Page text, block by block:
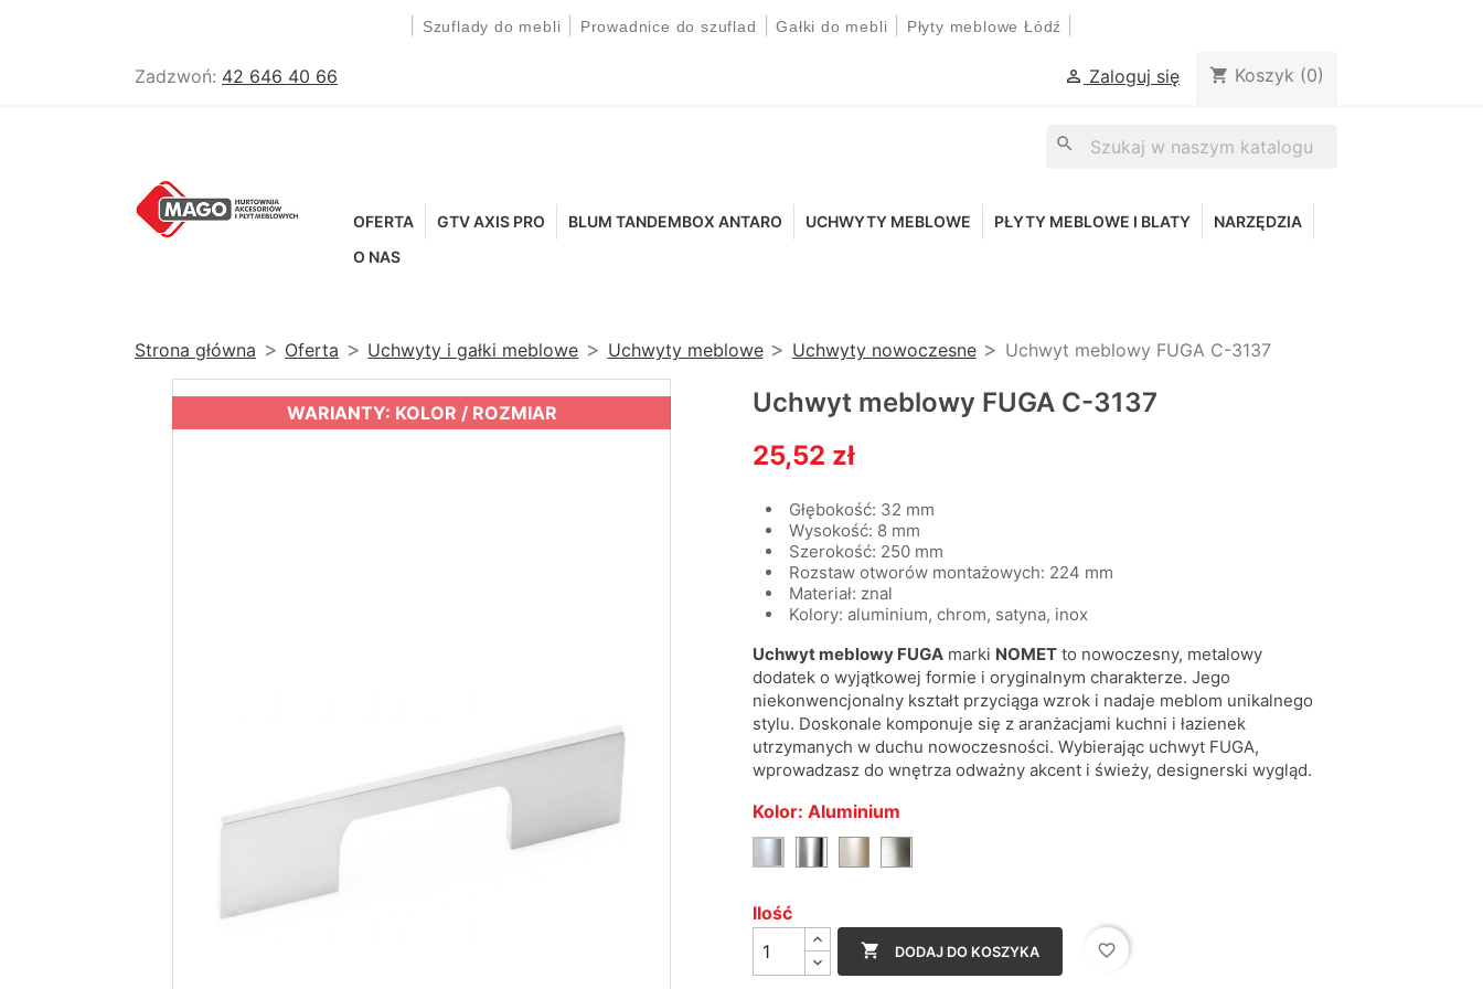
Szuflady do mebli Prowadnice do szuflad |Gałki do mebli Płyty meblowe Łódź
Zadzwoń: 42 646 40 66  Zaloguj się shopping_cart Koszyk (0)
search
OFERTA GTV AXIS PRO BLUM TANDEMBOX ANTARO UCHWYTY MEBLOWE PŁYTY MEBLOWE I BLATY
NARZĘDZIA
O NAS
Strona główna Oferta Uchwyty i gałki meblowe Uchwyty meblowe Uchwyty nowoczesne Uchwyt meblowy FUGA C-3137
WARIANTY: KOLOR / ROZMIAR
Uchwyt meblowy FUGA C-3137
25,52 zł
Głębokość: 32 mm
Wysokość: 8 mm
Szerokość: 250 mm
Rozstaw otworów montażowych: 224 mm
Materiał: znal
Kolory: aluminium, chrom, satyna, inox
Uchwyt meblowy FUGA marki NOMET to nowoczesny, metalowy
dodatek o wyjątkowej formie i oryginalnym charakterze. Jego
niekonwencjonalny kształt przyciąga wzrok i nadaje meblom unikalnego
stylu. Doskonale komponuje się z aranżacjami kuchni i łazienek
utrzymanych w duchu nowoczesności. Wybierając uchwyt FUGA,
wprowadzasz do wnętrza odważny akcent i świeży, designerski wygląd.
Kolor: Aluminium
AluminiumChromSatynaStal
Ilość
 DODAJ DO KOSZYKA favorite_border